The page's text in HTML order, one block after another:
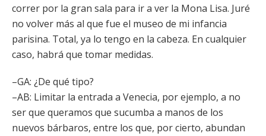
correr por la gran sala para ir a ver la Mona Lisa. Juré
no volver más al que fue el museo de mi infancia
parisina. Total, ya lo tengo en la cabeza. En cualquier
caso, habrá que tomar medidas.
–GA: ¿De qué tipo?
–AB: Limitar la entrada a Venecia, por ejemplo, a no
ser que queramos que sucumba a manos de los
nuevos bárbaros, entre los que, por cierto, abundan